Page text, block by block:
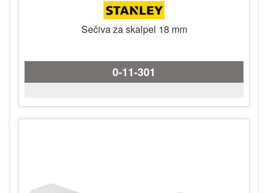
Sečiva za skalpel 18 mm
0-11-301